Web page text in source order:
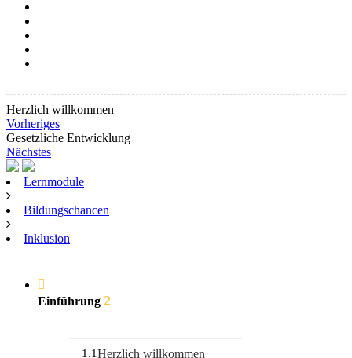
Herzlich willkommen
Vorheriges
Gesetzliche Entwicklung
Nächstes
Lernmodule
Bildungschancen
Inklusion
Einführung 2
1.1Herzlich willkommen